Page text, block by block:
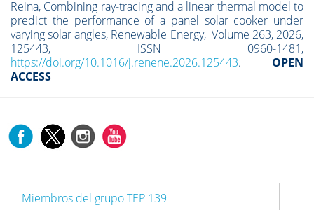
Reina, Combining ray-tracing and a linear thermal model to
predict the performance of a panel solar cooker under
varying solar angles, Renewable Energy, Volume 263, 2026,
125443, ISSN 0960-1481,
https://doi.org/10.1016/j.renene.2026.125443. OPEN
ACCESS
Miembros del grupo TEP 139